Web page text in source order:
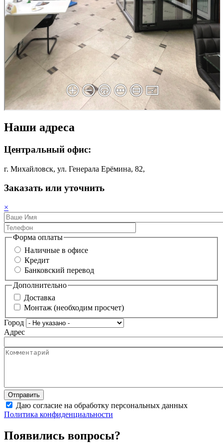
Наши адреса
Центральный офис:
г. Михайловск, ул. Генерала Ерёмина, 82,
Заказать или уточнить
×
Форма оплаты
Наличные в офисе
Кредит
Банковский перевод
Дополнительно
Доставка
Монтаж (необходим просчет)
Город
Адрес
Даю согласие на обработку персональных данных
Политика конфиденциальности
Появились вопросы?